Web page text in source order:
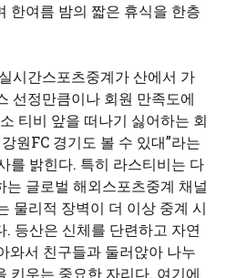
한여름 밤의 짧은 휴식을 한층
시간스포츠중계가 산에서 가
선정만큼이나 회원 만족도에
티비 앞을 떠나기 싫어하는 회
원FC 경기도 볼 수 있대”라는
를 밝힌다. 특히 라스티비는 다
글로벌 해외스포츠중계 채널
물리적 장벽이 더 이상 중계 시
등산은 신체를 단련하고 자연
와서 친구들과 둘러앉아 나누
키우는 중요한 자리다. 여기에